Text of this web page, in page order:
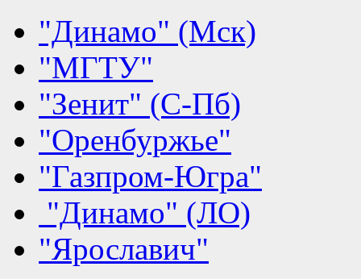
"Динамо" (Мск)
"МГТУ"
"Зенит" (С-Пб)
"Оренбуржье"
"Газпром-Югра"
"Динамо" (ЛО)
"Ярославич"